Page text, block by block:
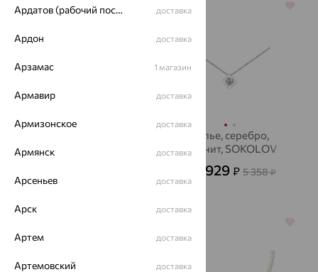
Колье, серебро,
фианит, SOKOLOV
1 929 ₽ 5 358₽
Ардатов (рабочий поселок) доставка
Ардон доставка
Арзамас 1 магазин
Армавир доставка
Армизонское доставка
Армянск доставка
Арсеньев доставка
Арск доставка
Артем доставка
Артемовский доставка